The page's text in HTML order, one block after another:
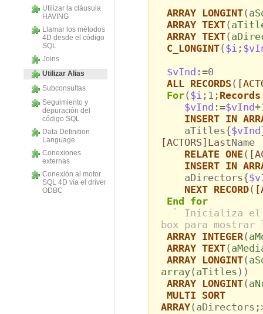
Utilizar la cláusula
HAVING
Llamar los métodos
4D desde el código
SQL
Joins
Utilizar Alias
Subconsultas
Seguimiento y
depuración del
código SQL
Data Definition
Language
Conexiones
externas
Conexión al motor
SQL 4D vía el driver
ODBC
ARRAY LONGINT(
ARRAY TEXT(
ARRAY TEXT(
C_LONGINT( $i ;
$vInd :=0
ALL RECORDS(
For( $i ;1;
$vInd :=$vInd
INSERT IN
aTitles{$vInd
[ACTORS]LastName
RELATE ONE(
INSERT IN
aDirectors{
NEXT RECORD(
End for
` Inicializa el
box para
ARRAY INTEGER(
ARRAY TEXT(
ARRAY LONGINT(
array( aTitles ))
ARRAY LONGINT(
MULTI SORT
ARRAY